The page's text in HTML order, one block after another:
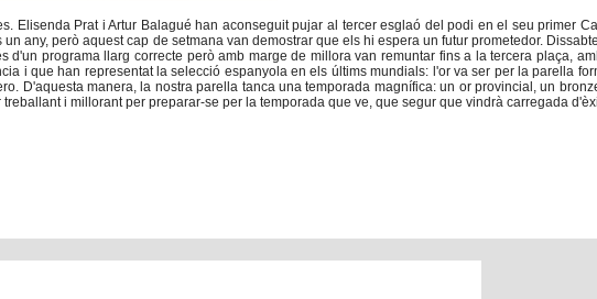
Elisenda Prat i Artur Balagué han aconseguit pujar al tercer esglaó del podi en el seu primer
any, però aquest cap de setmana van demostrar que els hi espera un futur prometedor.
d'un programa llarg correcte però amb marge de millora van remuntar fins a la tercera plaça,
i que han representat la selecció espanyola en els últims mundials: l'or va ser per la parella
D'aquesta manera, la nostra parella tanca una temporada magnífica: un or provincial, un
i millorant per preparar-se per la temporada que ve, que segur que vindrà carregada